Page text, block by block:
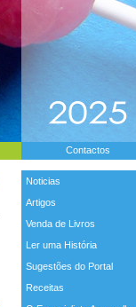
Contactos
Noticias
Artigos
Venda de Livros
Ler uma História
Sugestões do Portal
Receitas